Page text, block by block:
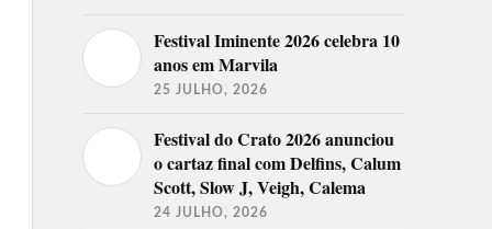
Festival Iminente 2026 celebra 10
anos em Marvila
25 JULHO, 2026
Festival do Crato 2026 anunciou
o cartaz final com Delfins, Calum
Scott, Slow J, Veigh, Calema
24 JULHO, 2026